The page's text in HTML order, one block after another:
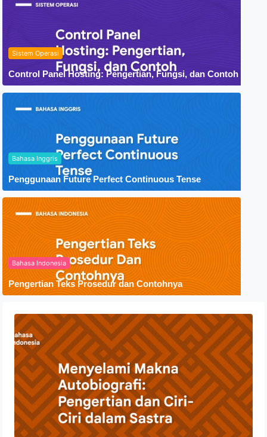
Sistem Operasi
Control Panel Hosting: Pengertian, Fungsi, dan Contoh
Bahasa Inggris
Penggunaan Future Perfect Continuous Tense
Bahasa Indonesia
Pengertian Teks Prosedur dan Contohnya
Menyelami Makna Autobiografi:
Pengertian dan Ciri-Ciri dalam Sastra
23 Oktober 2023